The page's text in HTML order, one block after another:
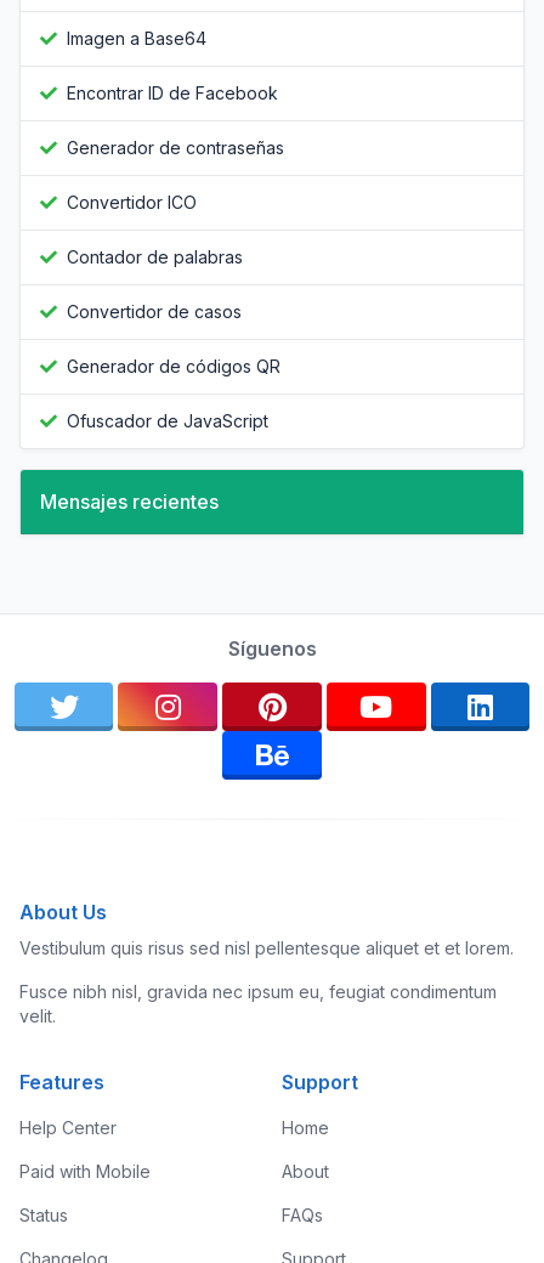
Imagen a Base64
Encontrar ID de Facebook
Generador de contraseñas
Convertidor ICO
Contador de palabras
Convertidor de casos
Generador de códigos QR
Ofuscador de JavaScript
Mensajes recientes
Síguenos
About Us
Vestibulum quis risus sed nisl pellentesque aliquet et et lorem.
Fusce nibh nisl, gravida nec ipsum eu, feugiat condimentum
velit.
Features
Help Center
Paid with Mobile
Status
Changelog
Support
Home
About
FAQs
Support